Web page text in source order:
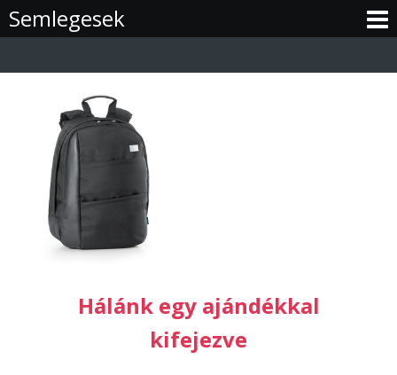
Semlegesek
content
Hálánk egy ajándékkal
kifejezve